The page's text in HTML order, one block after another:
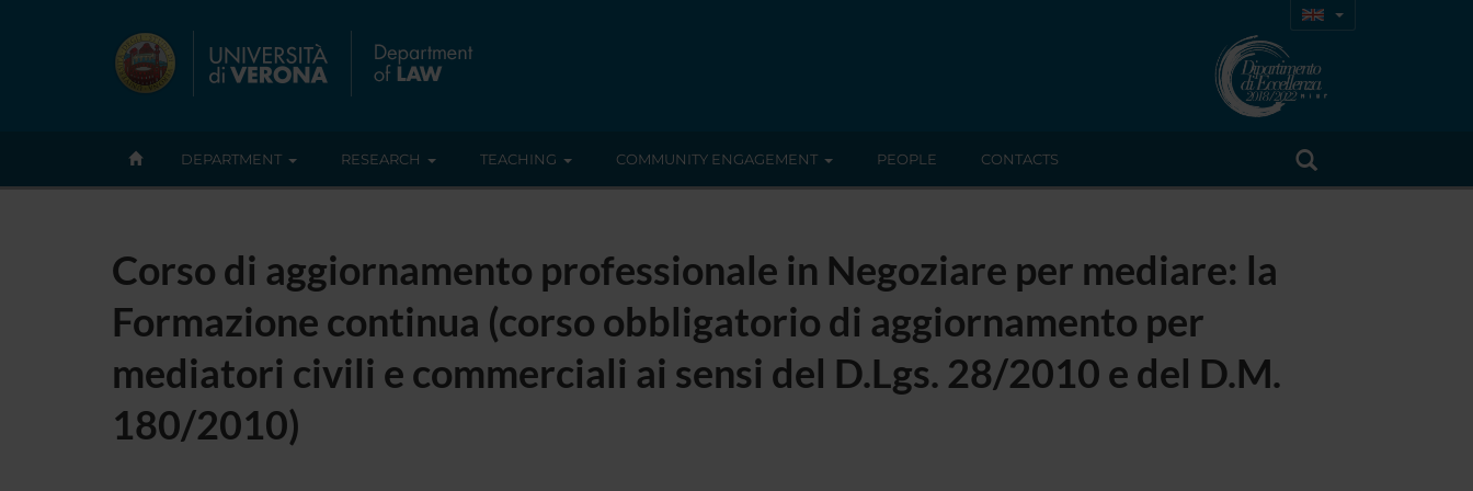
DEPARTMENT RESEARCH TEACHING COMMUNITY ENGAGEMENT PEOPLE CONTACTS
Corso di aggiornamento professionale in Negoziare per mediare: la
Formazione continua (corso obbligatorio di aggiornamento per
mediatori civili e commerciali ai sensi del D.Lgs. 28/2010 e del D.M.
180/2010)